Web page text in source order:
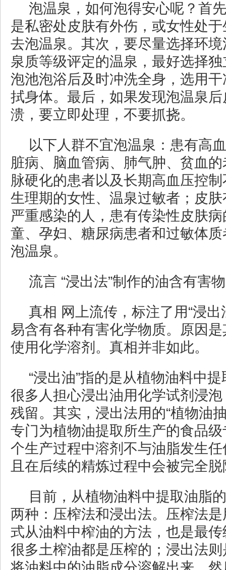
泡温泉，如何泡得安心呢？首
是私密处皮肤有外伤，或女性处
去泡温泉。其次，要尽量选择环
泉质等级评定的温泉，最好选择
泡池泡浴后及时冲洗全身，选用
拭身体。最后，如果发现泡温泉
溃，要立即处理，不要抓挠。
以下人群不宜泡温泉：患有高
脏病、脑血管病、肺气肿、贫血
脉硬化的患者以及长期高血压控
生理期的女性、温泉过敏者；皮
严重感染的人，患有传染性皮肤
童、孕妇、糖尿病患者和过敏体
泡温泉。
流言 “浸出法”制作的油含有害
真相 网上流传，标注了用“浸出
易含有各种有害化学物质。原因
使用化学溶剂。真相并非如此。
“浸出油”指的是从植物油料中
很多人担心浸出油用化学试剂浸
残留。其实，浸出法用的“植物油
专门为植物油提取所生产的食品
个生产过程中溶剂不与油脂发生
且在后续的精炼过程中会被完全
目前，从植物油料中提取油脂
两种：压榨法和浸出法。压榨法
式从油料中榨油的方法，也是最
很多土榨油都是压榨的；浸出法